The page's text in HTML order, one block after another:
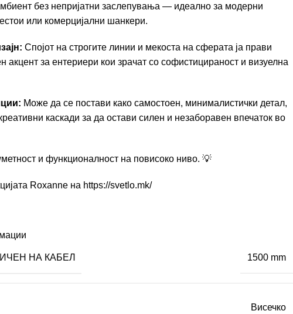
без непријатни заслепувања — идеално за модерни
или комерцијални шанкери.
Спојот на строгите линии и мекоста на сферата ја прави
акцент за ентериери кои зрачат со софистицираност и визуелна
Може да се постави како самостоен, минималистички детал,
каскади за да остави силен и незаборавен впечаток во
и функционалност на повисоко ниво. 💡
Roxanne на https://svetlo.mk/
НА КАБЕЛ 1500 mm
Висечко